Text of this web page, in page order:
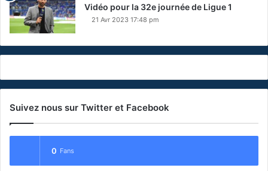
Vidéo pour la 32e journée de Ligue 1
21 Avr 2023 17:48 pm
Suivez nous sur Twitter et Facebook
0 Fans